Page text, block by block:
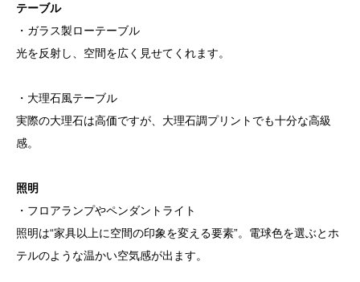
テーブル
・ガラス製ローテーブル
光を反射し、空間を広く見せてくれます。
・大理石風テーブル
実際の大理石は高価ですが、大理石調プリントでも十分な高級
感。
照明
・フロアランプやペンダントライト
照明は“家具以上に空間の印象を変える要素”。電球色を選ぶとホ
テルのような温かい空気感が出ます。